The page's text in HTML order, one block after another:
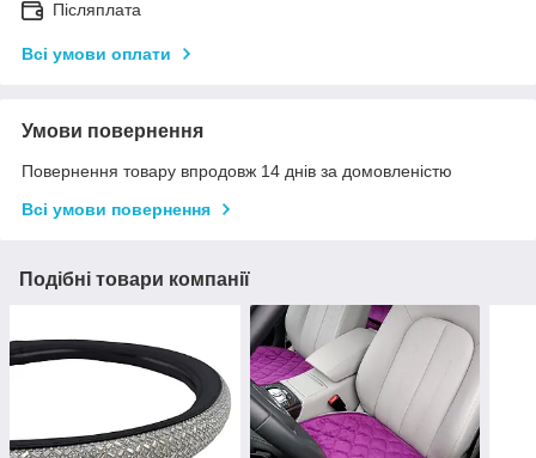
Післяплата
Всі умови оплати
Умови повернення
Повернення товару впродовж 14 днів за домовленістю
Всі умови повернення
Подібні товари компанії